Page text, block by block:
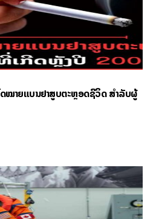
ດໝາຍແບນຢາສູບຕະຫຼອດຊີວິດ ສຳລັບຜູ້